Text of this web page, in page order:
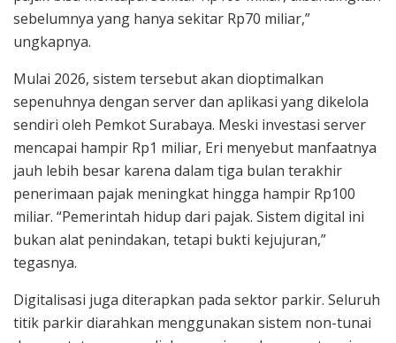
sebelumnya yang hanya sekitar Rp70 miliar,”
ungkapnya.
Mulai 2026, sistem tersebut akan dioptimalkan
sepenuhnya dengan server dan aplikasi yang dikelola
sendiri oleh Pemkot Surabaya. Meski investasi server
mencapai hampir Rp1 miliar, Eri menyebut manfaatnya
jauh lebih besar karena dalam tiga bulan terakhir
penerimaan pajak meningkat hingga hampir Rp100
miliar. “Pemerintah hidup dari pajak. Sistem digital ini
bukan alat penindakan, tetapi bukti kejujuran,”
tegasnya.
Digitalisasi juga diterapkan pada sektor parkir. Seluruh
titik parkir diarahkan menggunakan sistem non-tunai